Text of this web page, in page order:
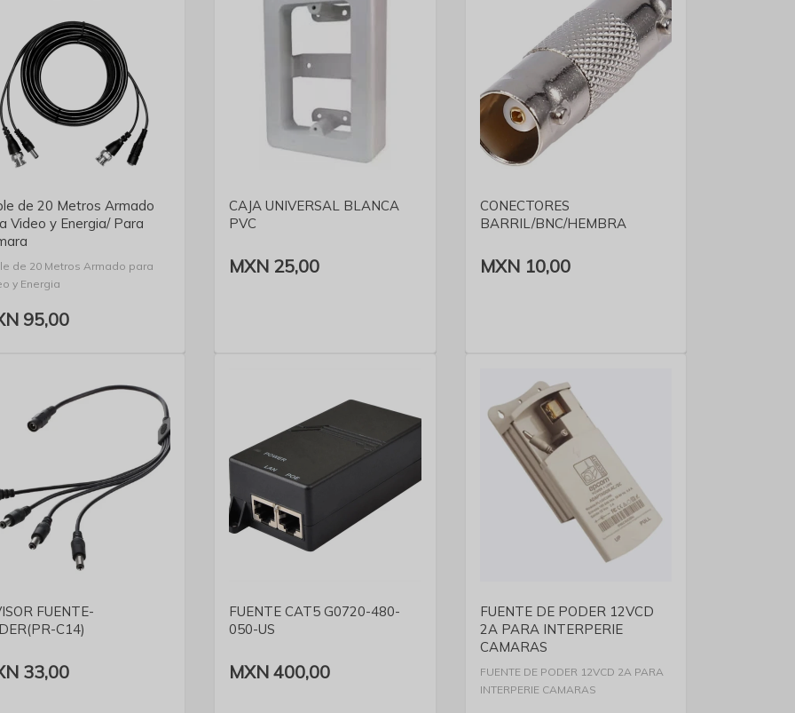
de 20 Metros Armado
Video y Energia/ Para
de 20 Metros Armado para
y Energia
95,00
CAJA UNIVERSAL BLANCA
PVC
MXN 25,00
CONECTORES
BARRIL/BNC/HEMBRA
MXN 10,00
FUENTE-
C14)
33,00
FUENTE CAT5 G0720-480-
050-US
MXN 400,00
FUENTE DE PODER 12VCD
2A PARA INTERPERIE
CAMARAS
FUENTE DE PODER 12VCD 2A PARA
INTERPERIE CAMARAS